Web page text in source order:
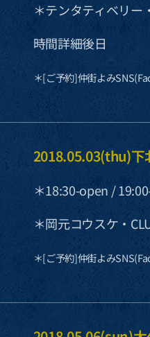
＊テンタティベリ
時間詳細後日
＊[ご予約]仲街よみ
2018.05.03(thu)下
＊18:30-open /
＊岡元コウスケ・
＊[ご予約]仲街よみ